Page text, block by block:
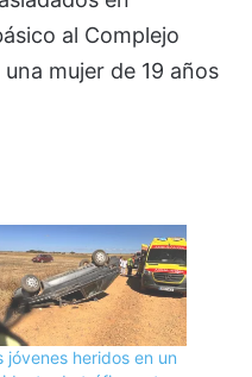
al Complejo
mujer de 19 años
jóvenes heridos en un